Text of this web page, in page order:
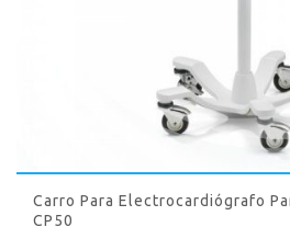
Carro Para Electrocardiógrafo
CP50